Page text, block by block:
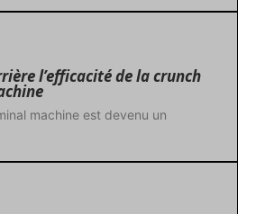
l’efficacité de la crunch
machine est devenu un